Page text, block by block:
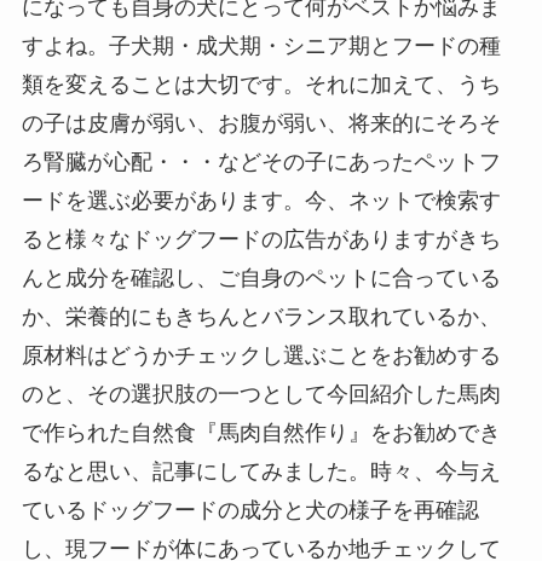
になっても自身の犬にとって何がベストか悩みま
すよね。子犬期・成犬期・シニア期とフードの種
類を変えることは大切です。それに加えて、うち
の子は皮膚が弱い、お腹が弱い、将来的にそろそ
ろ腎臓が心配・・・などその子にあったペットフ
ードを選ぶ必要があります。今、ネットで検索す
ると様々なドッグフードの広告がありますがきち
んと成分を確認し、ご自身のペットに合っている
か、栄養的にもきちんとバランス取れているか、
原材料はどうかチェックし選ぶことをお勧めする
のと、その選択肢の一つとして今回紹介した馬肉
で作られた自然食『馬肉自然作り』をお勧めでき
るなと思い、記事にしてみました。時々、今与え
ているドッグフードの成分と犬の様子を再確認
し、現フードが体にあっているか地チェックして